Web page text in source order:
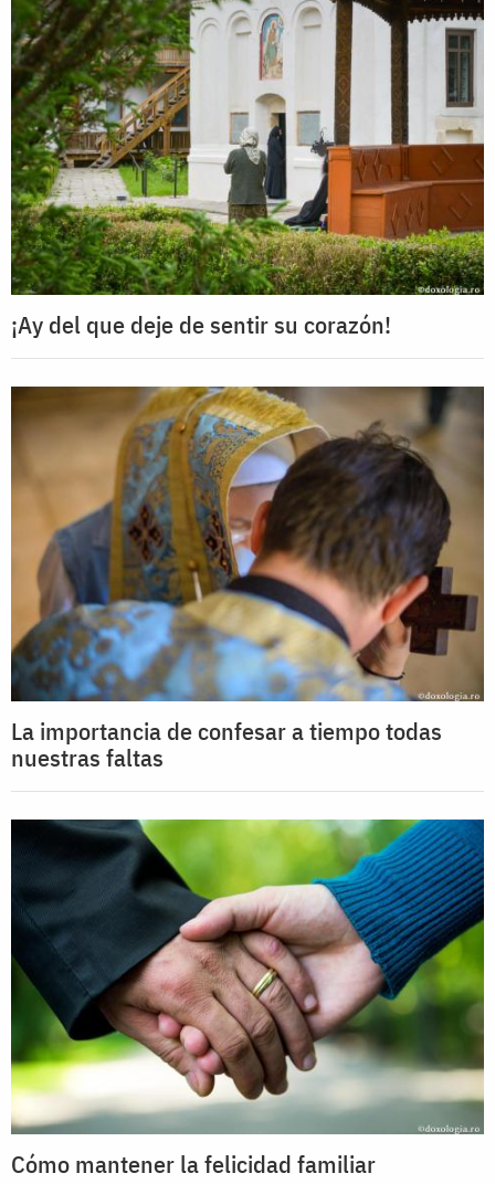
¡Ay del que deje de sentir su corazón!
La importancia de confesar a tiempo todas
nuestras faltas
Cómo mantener la felicidad familiar